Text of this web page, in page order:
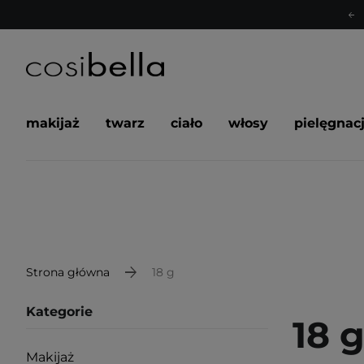
makijaż twarz ciało włosy
Strona główna 18 g
Kategorie
Makijaż
18 g